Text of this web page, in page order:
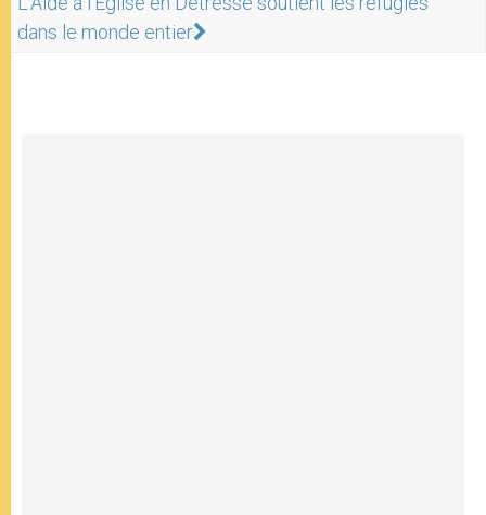
dans le monde entier